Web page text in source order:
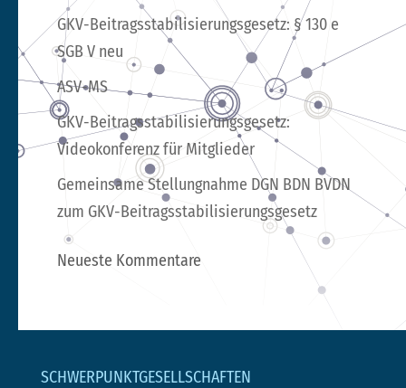
GKV-Beitragsstabilisierungsgesetz: § 130 e
SGB V neu
ASV-MS
GKV-Beitragsstabilisierungsgesetz:
Videokonferenz für Mitglieder
Gemeinsame Stellungnahme DGN BDN BVDN
zum GKV-Beitragsstabilisierungsgesetz
Neueste Kommentare
SCHWERPUNKTGESELLSCHAFTEN